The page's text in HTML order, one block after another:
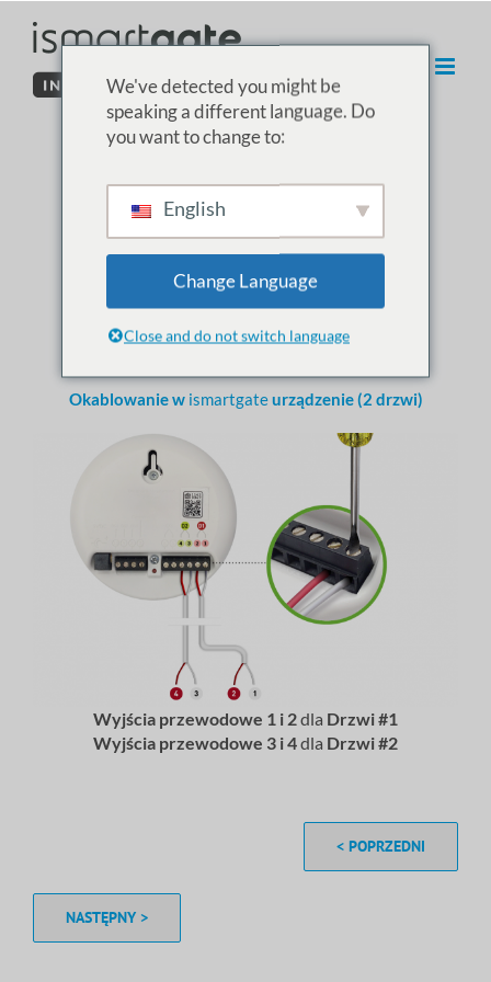
treści
03. Instalacja
ismartgate w
garażu
Okablowaniewismartgateurządzenie (2 drzwi)
Wyjścia przewodowe 1 i 2dla Drzwi#1
Wyjścia przewodowe 3 i 4dla Drzwi#2
< POPRZEDNI
NASTĘPNY >
We've detected you might be
speaking a different language. Do
you want to change to:
English
Change Language
Close and do not switch language